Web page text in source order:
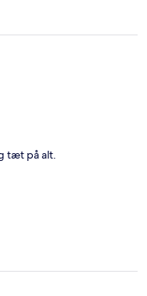
tæt på alt.